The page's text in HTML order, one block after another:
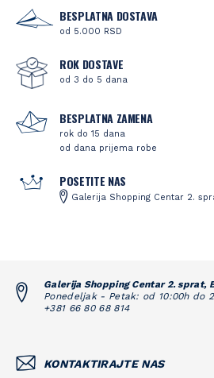
BESPLATNA DOSTAVA
od 5.000 RSD
ROK DOSTAVE
od 3 do 5 dana
BESPLATNA ZAMENA
rok do 15 dana
od dana prijema robe
POSETITE NAS
Galerija Shopping Centar 2.
Galerija Shopping Centar 2. sprat,
Ponedeljak - Petak: od 10:00h do
+381 66 80 68 814
KONTAKTIRAJTE NAS